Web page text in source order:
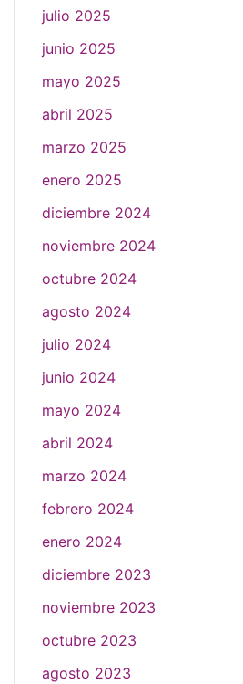
julio 2025
junio 2025
mayo 2025
abril 2025
marzo 2025
enero 2025
diciembre 2024
noviembre 2024
octubre 2024
agosto 2024
julio 2024
junio 2024
mayo 2024
abril 2024
marzo 2024
febrero 2024
enero 2024
diciembre 2023
noviembre 2023
octubre 2023
agosto 2023